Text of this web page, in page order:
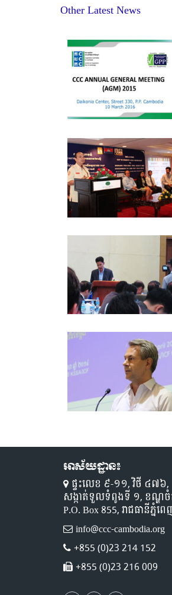
Other Latest News
អាស័យដ្ឋាន៖
ផ្ទះលេខ ៩-១១,​ វិថី ៤៧៦,
សង្កាត់ទួលទំពូងទី ១,​ ខណ្ឌចំ
P.O. Box 855, រាជធានីភ្នំព
info@ccc-cambodia.org
+855 (0)23 214 152
+855 (0)23 216 009